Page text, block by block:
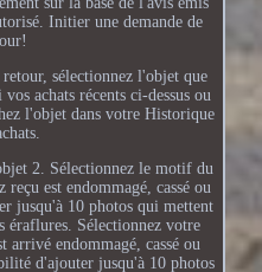
Initier une demande de
sélectionnez l'objet que
achats récents ci-dessus ou
l'objet dans votre Historique
2. Sélectionnez le motif du
est endommagé, cassé ou
jusqu'à 10 photos qui mettent
éraflures. Sélectionnez votre
endommagé, cassé ou
d'ajouter jusqu'à 10 photos